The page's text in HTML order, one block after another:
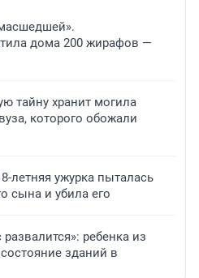
дома 200 жирафов —
тайну хранит могила
которого обожали
летняя ужурка пыталась
сына и убила его
ребенка из
зданий в